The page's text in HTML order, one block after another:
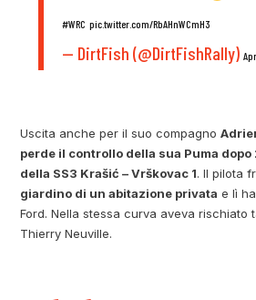
#WRC pic.twitter.com/RbAHnWCmH3
— DirtFish (@DirtFishRally)
Uscita anche per il suo compagno
perde il controllo della sua Puma
della SS3 Krašić – Vrškovac 1. Il pilota
giardino di un abitazione privata e lì
Ford. Nella stessa curva aveva rischiato
Thierry Neuville.